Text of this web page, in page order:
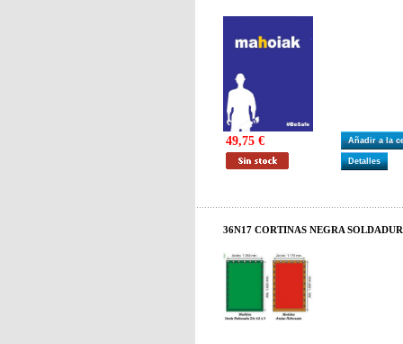
49,75 € Añadir a la
Detalles
36N17 CORTINAS NEGRA